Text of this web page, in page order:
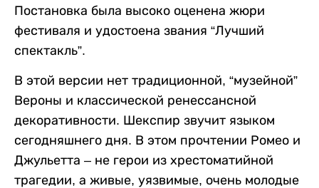
Постановка была высоко оценена жюри
фестиваля и удостоена звания “Лучший
спектакль”.
В этой версии нет традиционной, “музейной”
Вероны и классической ренессансной
декоративности. Шекспир звучит языком
сегодняшнего дня. В этом прочтении Ромео и
Джульетта – не герои из хрестоматийной
трагедии, а живые, уязвимые, очень молодые